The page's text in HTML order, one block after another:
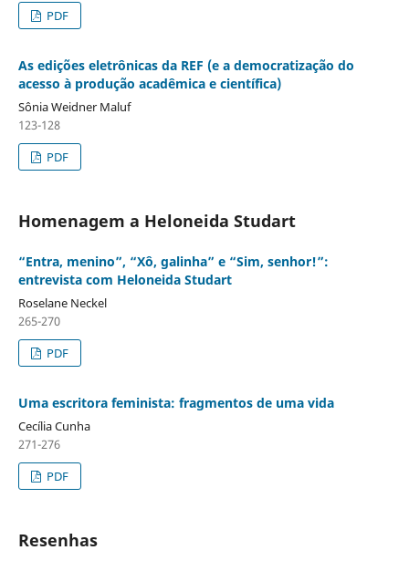
PDF
As edições eletrônicas da REF (e a democratização do
acesso à produção acadêmica e científica)
Sônia Weidner Maluf
123-128
PDF
Homenagem a Heloneida Studart
“Entra, menino”, “Xô, galinha” e “Sim, senhor!”:
entrevista com Heloneida Studart
Roselane Neckel
265-270
PDF
Uma escritora feminista: fragmentos de uma vida
Cecília Cunha
271-276
PDF
Resenhas